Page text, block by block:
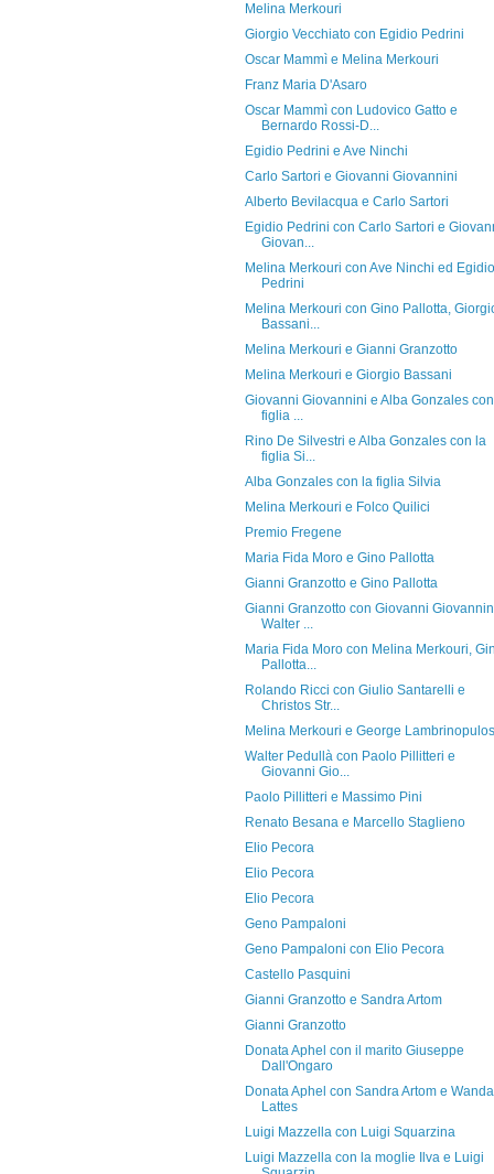
Melina Merkouri
Giorgio Vecchiato con Egidio Pedrini
Oscar Mammì e Melina Merkouri
Franz Maria D'Asaro
Oscar Mammì con Ludovico Gatto e
Bernardo Rossi-D...
Egidio Pedrini e Ave Ninchi
Carlo Sartori e Giovanni Giovannini
Alberto Bevilacqua e Carlo Sartori
Egidio Pedrini con Carlo Sartori e
Giovan...
Melina Merkouri con Ave Ninchi ed Egidio
Pedrini
Melina Merkouri con Gino Pallotta,
Bassani...
Melina Merkouri e Gianni Granzotto
Melina Merkouri e Giorgio Bassani
Giovanni Giovannini e Alba Gonzales
figlia ...
Rino De Silvestri e Alba Gonzales con la
figlia Si...
Alba Gonzales con la figlia Silvia
Melina Merkouri e Folco Quilici
Premio Fregene
Maria Fida Moro e Gino Pallotta
Gianni Granzotto e Gino Pallotta
Gianni Granzotto con Giovanni
Walter ...
Maria Fida Moro con Melina Merkouri,
Pallotta...
Rolando Ricci con Giulio Santarelli e
Christos Str...
Melina Merkouri e George Lambrinopulos
Walter Pedullà con Paolo Pillitteri e
Giovanni Gio...
Paolo Pillitteri e Massimo Pini
Renato Besana e Marcello Staglieno
Elio Pecora
Elio Pecora
Elio Pecora
Geno Pampaloni
Geno Pampaloni con Elio Pecora
Castello Pasquini
Gianni Granzotto e Sandra Artom
Gianni Granzotto
Donata Aphel con il marito Giuseppe
Dall'Ongaro
Donata Aphel con Sandra Artom e Wanda
Lattes
Luigi Mazzella con Luigi Squarzina
Luigi Mazzella con la moglie Ilva e Luigi